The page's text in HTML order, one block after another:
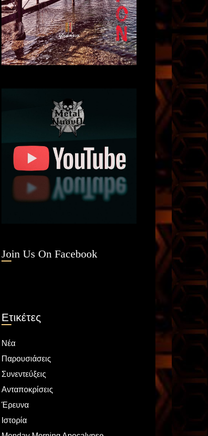
Join Us On Facebook
Ετικέτες
Νέα
Παρουσιάσεις
Συνεντεύξεις
Ανταποκρίσεις
Έρευνα
Ιστορία